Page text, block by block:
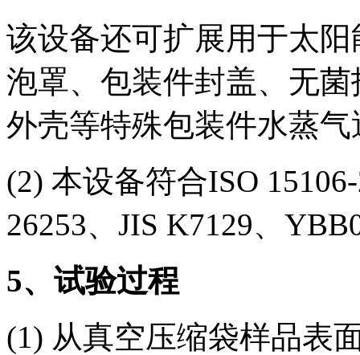
该设备还可扩展用于太
泡罩、包装件封盖、无
外壳等特殊包装件水蒸
(2) 本设备符合ISO
26253、JIS K7129、
5、试验过程
(1) 从真空压缩袋样品表